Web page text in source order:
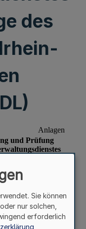
des
Sie können
nur solchen,
erforderlich